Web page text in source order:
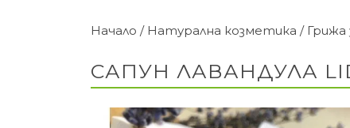
Начало / Натурална козметика /
САПУН ЛАВАНДУЛА